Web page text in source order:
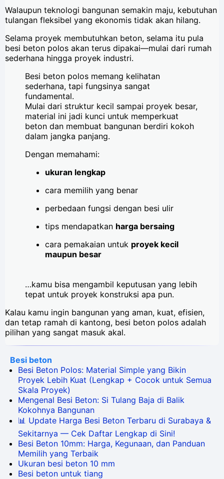
Walaupun teknologi bangunan semakin maju, kebutuhan
tulangan fleksibel yang ekonomis tidak akan hilang.
Selama proyek membutuhkan beton, selama itu pula
besi beton polos akan terus dipakai—mulai dari rumah
sederhana hingga proyek industri.
Besi beton polos memang kelihatan
sederhana, tapi fungsinya sangat
fundamental.
Mulai dari struktur kecil sampai proyek besar,
material ini jadi kunci untuk memperkuat
beton dan membuat bangunan berdiri kokoh
dalam jangka panjang.
Dengan memahami:
ukuran lengkap
cara memilih yang benar
perbedaan fungsi dengan besi ulir
tips mendapatkan harga bersaing
cara pemakaian untuk proyek kecil
maupun besar
…kamu bisa mengambil keputusan yang lebih
tepat untuk proyek konstruksi apa pun.
Kalau kamu ingin bangunan yang aman, kuat, efisien,
dan tetap ramah di kantong, besi beton polos adalah
pilihan yang sangat masuk akal.
Besi beton
Besi Beton Polos: Material Simple yang Bikin
Proyek Lebih Kuat (Lengkap + Cocok untuk Semua
Skala Proyek)
Mengenal Besi Beton: Si Tulang Baja di Balik
Kokohnya Bangunan
📊 Update Harga Besi Beton Terbaru di Surabaya &
Sekitarnya — Cek Daftar Lengkap di Sini!
Besi Beton 10mm: Harga, Kegunaan, dan Panduan
Memilih yang Terbaik
Ukuran besi beton 10 mm
Besi beton untuk tiang